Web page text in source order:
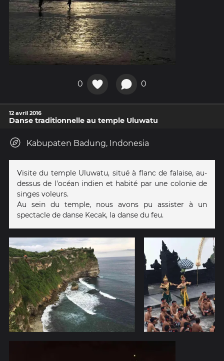
0 0
12 avril 2016
Danse traditionnelle au temple Uluwatu
Kabupaten Badung, Indonesia
Visite du temple Uluwatu, situé à flanc de falaise, au-
dessus de l'océan indien et habité par une colonie de
singes voleurs.
Au sein du temple, nous avons pu assister à un
spectacle de danse Kecak, la danse du feu.